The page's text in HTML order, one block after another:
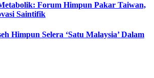
Forum Himpun Pakar Taiwan,
Saintifik
Himpun Selera ‘Satu Malaysia’ Dalam